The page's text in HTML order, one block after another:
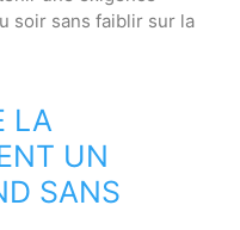
soir sans faiblir sur la
LA
UN
SANS